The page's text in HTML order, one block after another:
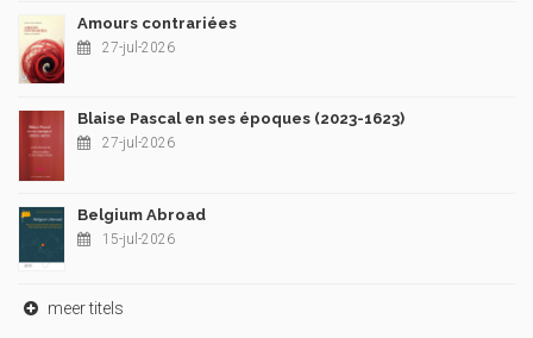
Amours contrariées
27-jul-2026
Blaise Pascal en ses époques (2023-1623)
27-jul-2026
Belgium Abroad
15-jul-2026
meer titels